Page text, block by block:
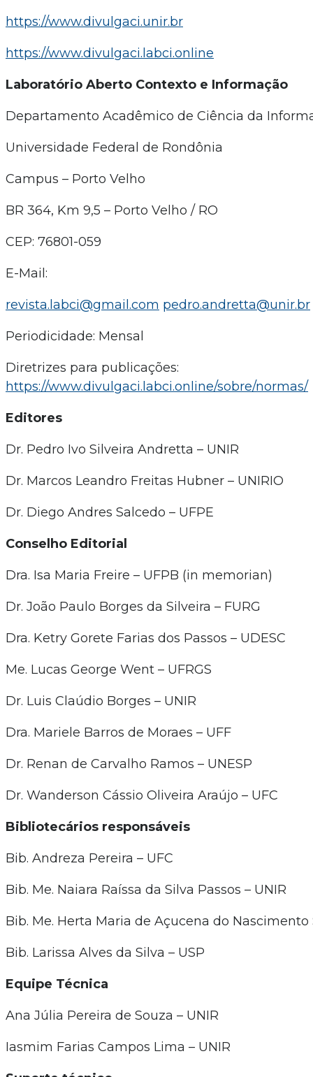
https://www.divulgaci.unir.br
https://www.divulgaci.labci.online
Laboratório Aberto Contexto e Informação
Departamento Acadêmico de Ciência da
Universidade Federal de Rondônia
Campus – Porto Velho
BR 364, Km 9,5 – Porto Velho / RO
CEP: 76801-059
E-Mail:
revista.labci@gmail.com pedro.andretta@unir.br
Periodicidade: Mensal
Diretrizes para publicações:
https://www.divulgaci.labci.online/sobre/normas/
Editores
Dr. Pedro Ivo Silveira Andretta – UNIR
Dr. Marcos Leandro Freitas Hubner – UNIRIO
Dr. Diego Andres Salcedo – UFPE
Conselho Editorial
Dra. Isa Maria Freire – UFPB (in memorian)
Dr. João Paulo Borges da Silveira – FURG
Dra. Ketry Gorete Farias dos Passos – UDESC
Me. Lucas George Went – UFRGS
Dr. Luis Claúdio Borges – UNIR
Dra. Mariele Barros de Moraes – UFF
Dr. Renan de Carvalho Ramos – UNESP
Dr. Wanderson Cássio Oliveira Araújo – UFC
Bibliotecários responsáveis
Bib. Andreza Pereira – UFC
Bib. Me. Naiara Raíssa da Silva Passos – UNIR
Bib. Me. Herta Maria de Açucena do Nascimento
Bib. Larissa Alves da Silva – USP
Equipe Técnica
Ana Júlia Pereira de Souza – UNIR
Iasmim Farias Campos Lima – UNIR